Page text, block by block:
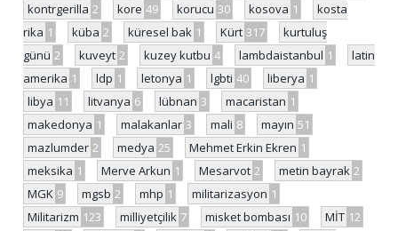
kontrgerilla 2 kore 49 korucu 30 kosova 1
kosta
rika 1 küba 2 küresel bak 1 Kürt 317
kurtuluş
günü 2 kuveyt 2 kuzey kutbu 4 lambdaistanbul 1
latin
amerika 1 ldp 1 letonya 1 lgbti 40 liberya 1
libya 11 litvanya 6 lübnan 3 macaristan 1
makedonya 1 malakanlar 3 mali 8 mayın 51
mazlumder 2 medya 25 Mehmet Erkin Ekren 1
meksika 1 Merve Arkun 1 Mesarvot 2 metin bayrak 2
MGK 9 mgsb 2 mhp 1 militarizasyon 1
Militarizm 123 milliyetçilik 7 misket bombası 10 MİT 12